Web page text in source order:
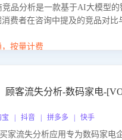
竞品分析是一款基于AI大模型的
消费者在咨询中提及的竞品对比
进行多维度交叉对比，并分析
营销话术、突出产品与服务优
陷入单纯价格竞争，实现精准
按量计费
顾客流失分析-数码家电-
宝 | 抖音 | 拼多多 | 快手
家流失分析应用专为数码家电